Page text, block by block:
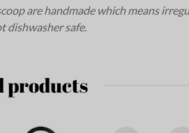
are handmade which means
dishwasher safe.
products